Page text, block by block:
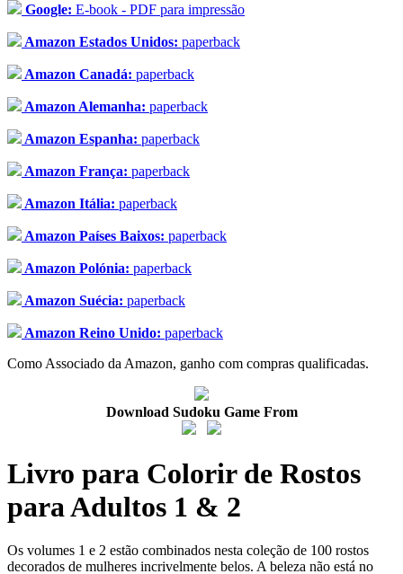
Google: E-book - PDF para impressão
Amazon Estados Unidos: paperback
Amazon Canadá: paperback
Amazon Alemanha: paperback
Amazon Espanha: paperback
Amazon França: paperback
Amazon Itália: paperback
Amazon Países Baixos: paperback
Amazon Polónia: paperback
Amazon Suécia: paperback
Amazon Reino Unido: paperback
Como Associado da Amazon, ganho com compras qualificadas.
Download Sudoku Game From
Livro para Colorir de Rostos
para Adultos 1 & 2
Os volumes 1 e 2 estão combinados nesta coleção de 100 rostos
decorados de mulheres incrivelmente belos. A beleza não está no